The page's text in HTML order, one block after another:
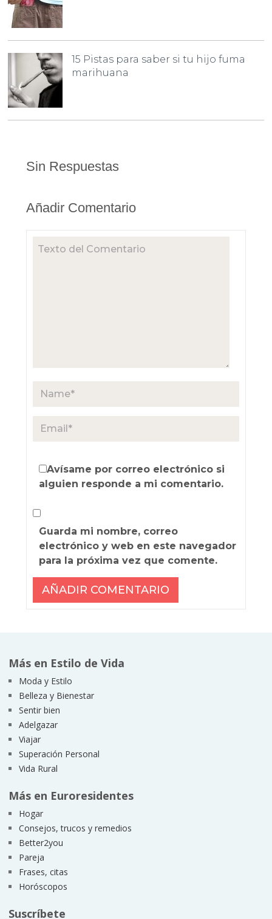
15 Pistas para saber si tu hijo fuma
marihuana
Sin Respuestas
Añadir Comentario
Avísame por correo electrónico si
alguien responde a mi comentario.
Guarda mi nombre, correo
electrónico y web en este navegador
para la próxima vez que comente.
Más en Estilo de Vida
Moda y Estilo
Belleza y Bienestar
Sentir bien
Adelgazar
Viajar
Superación Personal
Vida Rural
Más en Euroresidentes
Hogar
Consejos, trucos y remedios
Better2you
Pareja
Frases, citas
Horóscopos
Suscríbete